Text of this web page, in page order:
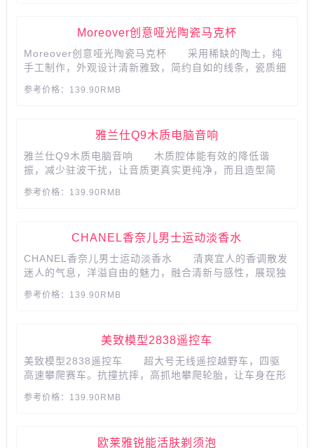
Moreover创意哑光陶瓷马克杯
Moreover创意哑光陶瓷马克杯 采用稀缺的陶土，纯
手工制作，外观设计清新雅致，简约自如的线条，瓷质细
感让人陶醉，饮水也可以成为一种享受。...
参考价格：139.90RMB
雅兰仕Q9木质电脑音响
雅兰仕Q9木质电脑音响 木质腔体能有效的降低谐
振，减少驻波干扰，让音质更真实更纯净，而且造型简
参考价格：139.90RMB
CHANEL香奈儿男士运动淡香水
CHANEL香奈儿男士运动淡香水 清爽宜人的香调散发
迷人的气息，洋溢自由的魅力，融合清新与感性，展现独
麝香调与东加豆的杏仁香混合，散发迷人感性的气息。...
参考价格：139.90RMB
​​​​​​​美致模型2838遥控车
美致模型2838遥控车 超大号无线遥控越野车，四驱
高速攀爬赛车。抗撞抗摔，高抓地攀爬轮胎，让车身在形
参考价格：139.90RMB
​​​​​​​欧莱雅锐能活肤剃须泡